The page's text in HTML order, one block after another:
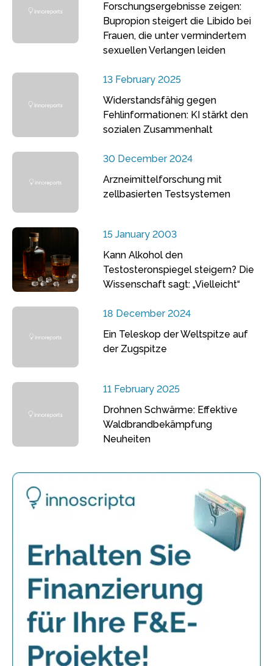
Forschungsergebnisse zeigen:
Bupropion steigert die Libido bei
Frauen, die unter vermindertem
sexuellen Verlangen leiden
13 February 2025
Widerstandsfähig gegen
Fehlinformationen: KI stärkt den
sozialen Zusammenhalt
30 December 2024
Arzneimittelforschung mit
zellbasierten Testsystemen
15 January 2003
Kann Alkohol den
Testosteronspiegel steigern? Die
Wissenschaft sagt: „Vielleicht“
18 December 2024
Ein Teleskop der Weltspitze auf
der Zugspitze
11 February 2025
Drohnen Schwärme: Effektive
Waldbrandbekämpfung
Neuheiten